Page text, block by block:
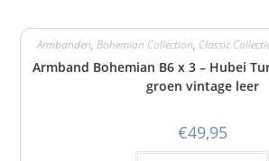
Armbanden, Bohemian Collection, Classic
Armband Bohemian B6 x 3 – Hubei
groen vintage leer
€49,95